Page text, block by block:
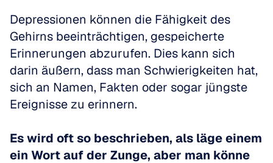
Depressionen können die Fähigkeit des
Gehirns beeinträchtigen, gespeicherte
Erinnerungen abzurufen. Dies kann sich
darin äußern, dass man Schwierigkeiten hat,
sich an Namen, Fakten oder sogar jüngste
Ereignisse zu erinnern.
Es wird oft so beschrieben, als läge einem
ein Wort auf der Zunge, aber man könne